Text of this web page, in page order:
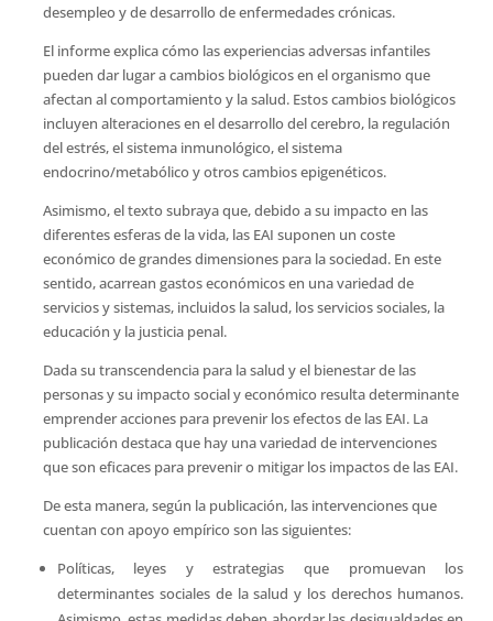
desempleo y de desarrollo de enfermedades crónicas.
El informe explica cómo las experiencias adversas infantiles
pueden dar lugar a cambios biológicos en el organismo que
afectan al comportamiento y la salud. Estos cambios biológicos
incluyen alteraciones en el desarrollo del cerebro, la regulación
del estrés, el sistema inmunológico, el sistema
endocrino/metabólico y otros cambios epigenéticos.
Asimismo, el texto subraya que, debido a su impacto en las
diferentes esferas de la vida, las EAI suponen un coste
económico de grandes dimensiones para la sociedad. En este
sentido, acarrean gastos económicos en una variedad de
servicios y sistemas, incluidos la salud, los servicios sociales, la
educación y la justicia penal.
Dada su transcendencia para la salud y el bienestar de las
personas y su impacto social y económico resulta determinante
emprender acciones para prevenir los efectos de las EAI. La
publicación destaca que hay una variedad de intervenciones
que son eficaces para prevenir o mitigar los impactos de las EAI.
De esta manera, según la publicación, las intervenciones que
cuentan con apoyo empírico son las siguientes:
Políticas, leyes y estrategias que promuevan los
determinantes sociales de la salud y los derechos humanos.